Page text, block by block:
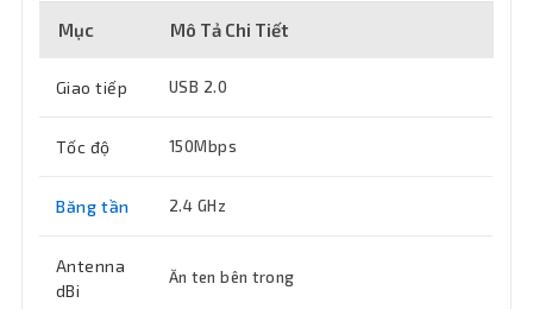
Mục Mô Tả Chi Tiết
Giao tiếp USB 2.0
Tốc độ 150Mbps
Băng tần 2.4 GHz
Antenna
dBi
Ăn ten bên trong